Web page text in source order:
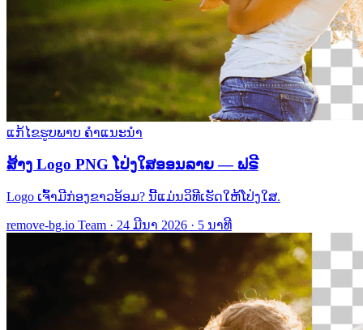
ແກ້ໄຂຮູບພາບ ຄຳແນະນຳ
ສ້າງ Logo PNG ໂປ່ງໃສອອນລາຍ — ຟຣີ
Logo ເຈົ້າມີກ່ອງຂາວອ້ອມ? ນີ້ແມ່ນວິທີເຮັດໃຫ້ໂປ່ງໃສ.
remove-bg.io Team · 24 ມີນາ 2026 · 5 ນາທີ